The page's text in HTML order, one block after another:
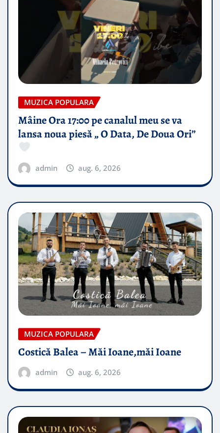
MUZICA POPULARA
Mâine Ora 17:00 pe canalul meu se va
lansa noua piesă „ O Data, De Doua Ori”
admin aug. 6, 2026
MUZICA POPULARA
Costică Balea – Măi Ioane,măi Ioane
admin aug. 6, 2026